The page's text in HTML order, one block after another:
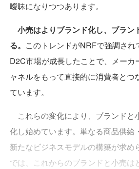
曖昧になりつつあります。
小売はよりブランド化し、ブラン
る。 このトレンドがNRFで強調され
D2C市場が成長したことで、メーカ
ャネルをもって直接的に消費者とつ
ています。
これらの変化により、ブランドと
化し始めています。単なる商品供給
新たなビジネスモデルの構築が求め
では、これからのブランドと小売は